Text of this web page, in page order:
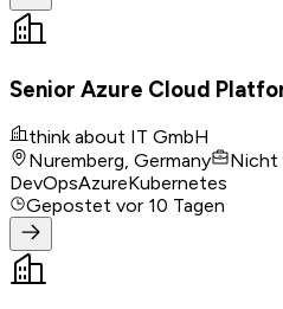
Senior Azure Cloud
think about IT GmbH
Nuremberg, Germany
Nicht
DevOpsAzureKubernetes
Gepostet vor 10 Tagen